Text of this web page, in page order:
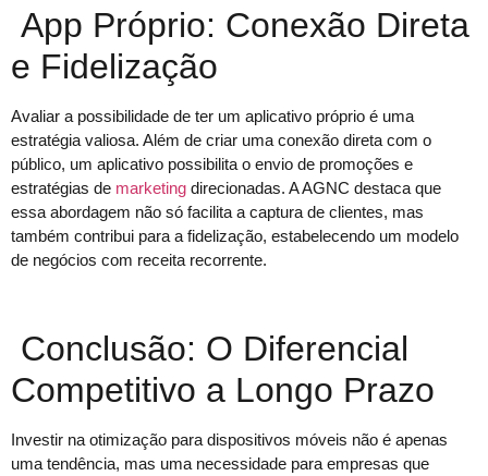
App Próprio: Conexão Direta
e Fidelização
Avaliar a possibilidade de ter um aplicativo próprio é uma
estratégia valiosa. Além de criar uma conexão direta com o
público, um aplicativo possibilita o envio de promoções e
estratégias de marketing direcionadas. A AGNC destaca que
essa abordagem não só facilita a captura de clientes, mas
também contribui para a fidelização, estabelecendo um modelo
de negócios com receita recorrente.
Conclusão: O Diferencial
Competitivo a Longo Prazo
Investir na otimização para dispositivos móveis não é apenas
uma tendência, mas uma necessidade para empresas que